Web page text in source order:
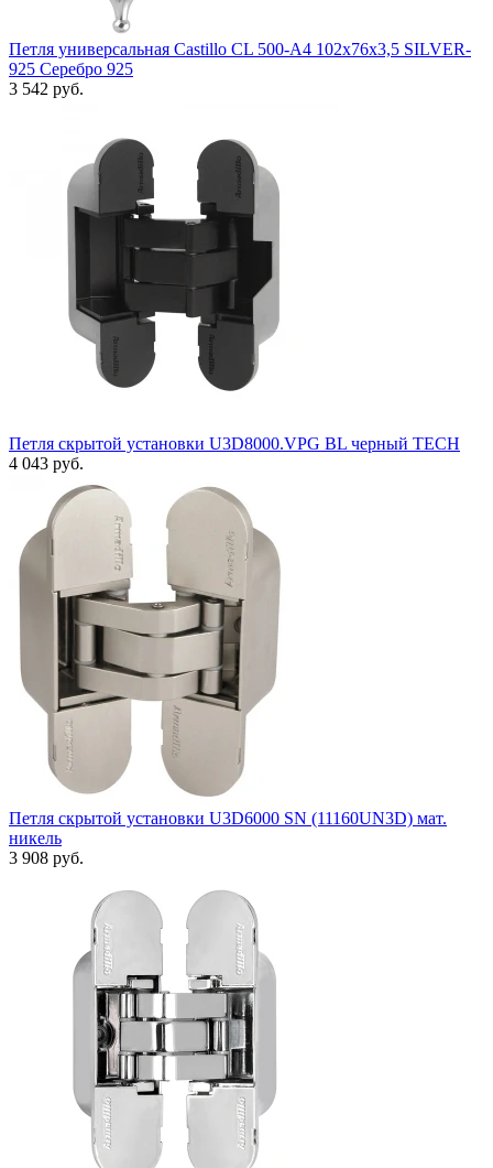
Петля универсальная Castillo CL 500-A4 102x76x3,5 SILVER-
925 Серебро 925
3 542 руб.
Петля скрытой установки U3D8000.VPG BL черный TECH
4 043 руб.
Петля скрытой установки U3D6000 SN (11160UN3D) мат.
никель
3 908 руб.